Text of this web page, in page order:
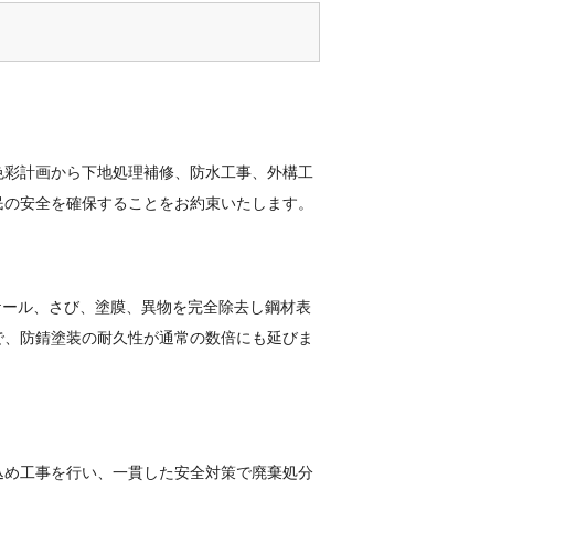
計画から下地処理補修、防水工事、外構工
安全を確保することをお約束いたします。
ル、さび、塗膜、異物を完全除去し鋼材表
防錆塗装の耐久性が通常の数倍にも延びま
工事を行い、一貫した安全対策で廃棄処分